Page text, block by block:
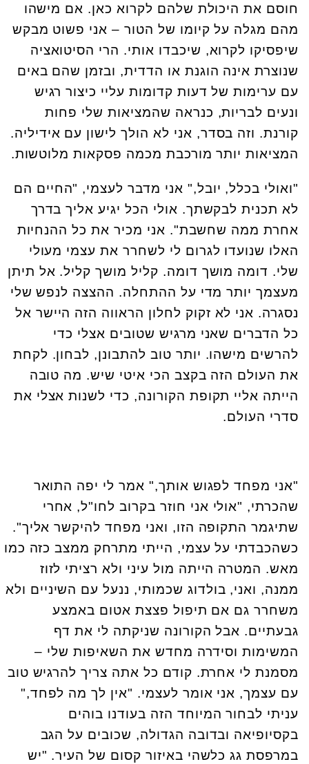
חוסם את היכולת שלהם לקרוא כאן. אם מישהו
מהם מגלה על קיומו של הטור – אני פשוט מבקש
שיפסיקו לקרוא, שיכבדו אותי. הרי הסיטואציה
שנוצרת אינה הוגנת או הדדית, ובזמן שהם באים
עם ערימות של דעות קדומות עליי כיצור רגיש
ונעים לבריות, כנראה שהמציאות שלי פחות
קורנת. וזה בסדר, אני לא הולך לישון עם אידיליה.
המציאות יותר מורכבת מכמה פסקאות מלוטשות.
"ואולי בכלל, יובל," אני מדבר לעצמי, "החיים הם
לא תכנית לבקשתך. אולי הכל יגיע אליך בדרך
אחרת ממה שחשבת". אני מכיר את כל ההנחיות
האלו שנועדו לגרום לי לשחרר את עצמי מעולי
שלי. דומה מושך דומה. קליל מושך קליל. אל תיתן
מעצמך יותר מדי על ההתחלה. ההצצה לנפש שלי
נסגרה. אני לא זקוק לחלון הראווה הזה היישר אל
כל הדברים שאני מרגיש שטובים אצלי כדי
להרשים מישהו. יותר טוב להתבונן, לבחון. לקחת
את העולם הזה בקצב הכי איטי שיש. מה טובה
הייתה אליי תקופת הקורונה, כדי לשנות אצלי את
סדרי העולם.
"אני מפחד לפגוש אותך," אמר לי יפה התואר
שהכרתי, "אולי אני חוזר בקרוב לחו"ל, אחרי
שתיגמר התקופה הזו, ואני מפחד להיקשר אליך".
כשהכבדתי על עצמי, הייתי מתרחק ממצב כזה כמו
מאש. המטרה הייתה מול עיני ולא רציתי לזוז
ממנה, ואני, בולדוג שכמותי, ננעל עם השיניים ולא
משחרר גם אם תיפול פצצת אטום באמצע
גבעתיים. אבל הקורונה שניקתה לי את דף
המשימות וסידרה מחדש את השאיפות שלי –
מסמנת לי אחרת. קודם כל אתה צריך להרגיש טוב
עם עצמך, אני אומר לעצמי. "אין לך מה לפחד,"
עניתי לבחור המיוחד הזה בעודנו בוהים
בקסיופיאה ובדובה הגדולה, שכובים על הגב
במרפסת גג כלשהי באיזור קסום של העיר. "יש